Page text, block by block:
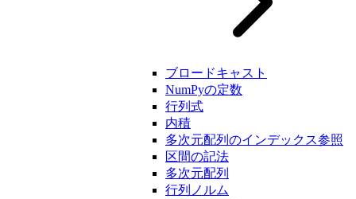
ブロードキャスト
NumPyの定数
行列式
内積
多次元配列のインデックス参照
区間の記法
多次元配列
行列ノルム